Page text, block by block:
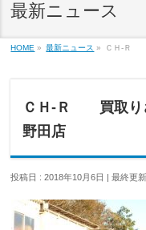
最新ニュース
HOME » 最新ニュース » ＣＨ-Ｒ
ＣＨ-Ｒ 買取り
野田店
投稿日 : 2018年10月6日 最終更